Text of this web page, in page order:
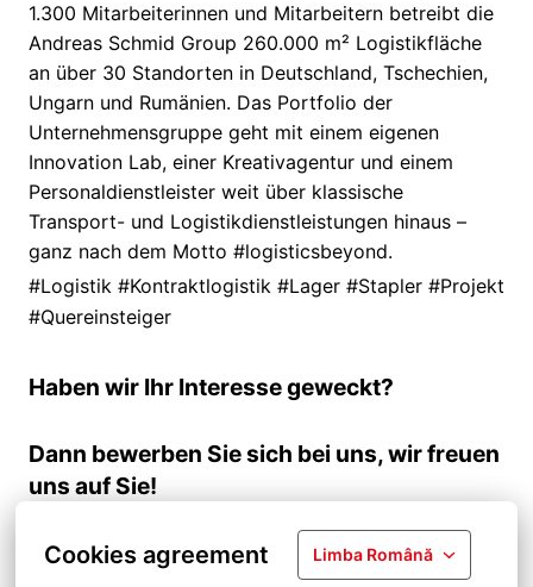
Cookies agreement Limba Română
1.300 Mitarbeiterinnen und Mitarbeitern betreibt die
Andreas Schmid Group 260.000 m² Logistikfläche
an über 30 Standorten in Deutschland, Tschechien,
Ungarn und Rumänien. Das Portfolio der
Unternehmensgruppe geht mit einem eigenen
Innovation Lab, einer Kreativagentur und einem
Personaldienstleister weit über klassische
Transport- und Logistikdienstleistungen hinaus –
ganz nach dem Motto #logisticsbeyond.
#Logistik #Kontraktlogistik #Lager #Stapler #Projekt
#Quereinsteiger
Haben wir Ihr Interesse geweckt?
Dann bewerben Sie sich bei uns, wir freuen
uns auf Sie!